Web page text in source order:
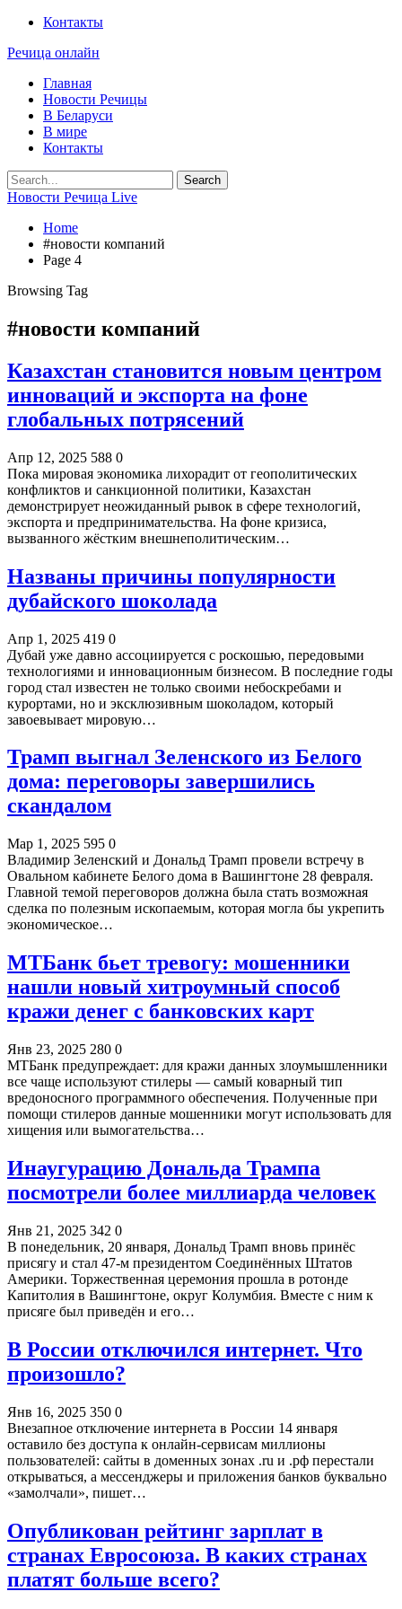
Контакты
Речица онлайн
Главная
Новости Речицы
В Беларуси
В мире
Контакты
Новости Речица Live
Home
#новости компаний
Page 4
Browsing Tag
#новости компаний
Казахстан становится новым центром
инноваций и экспорта на фоне
глобальных потрясений
Апр 12, 2025 588 0
Пока мировая экономика лихорадит от геополитических
конфликтов и санкционной политики, Казахстан
демонстрирует неожиданный рывок в сфере технологий,
экспорта и предпринимательства. На фоне кризиса,
вызванного жёстким внешнеполитическим…
Названы причины популярности
дубайского шоколада
Апр 1, 2025 419 0
Дубай уже давно ассоциируется с роскошью, передовыми
технологиями и инновационным бизнесом. В последние годы
город стал известен не только своими небоскребами и
курортами, но и эксклюзивным шоколадом, который
завоевывает мировую…
Трамп выгнал Зеленского из Белого
дома: переговоры завершились
скандалом
Мар 1, 2025 595 0
Владимир Зеленский и Дональд Трамп провели встречу в
Овальном кабинете Белого дома в Вашингтоне 28 февраля.
Главной темой переговоров должна была стать возможная
сделка по полезным ископаемым, которая могла бы укрепить
экономическое…
МТБанк бьет тревогу: мошенники
нашли новый хитроумный способ
кражи денег с банковских карт
Янв 23, 2025 280 0
МТБанк предупреждает: для кражи данных злоумышленники
все чаще используют стилеры — самый коварный тип
вредоносного программного обеспечения. Полученные при
помощи стилеров данные мошенники могут использовать для
хищения или вымогательства…
Инаугурацию Дональда Трампа
посмотрели более миллиарда человек
Янв 21, 2025 342 0
В понедельник, 20 января, Дональд Трамп вновь принёс
присягу и стал 47-м президентом Соединённых Штатов
Америки. Торжественная церемония прошла в ротонде
Капитолия в Вашингтоне, округ Колумбия. Вместе с ним к
присяге был приведён и его…
В России отключился интернет. Что
произошло?
Янв 16, 2025 350 0
Внезапное отключение интернета в России 14 января
оставило без доступа к онлайн-сервисам миллионы
пользователей: сайты в доменных зонах .ru и .рф перестали
открываться, а мессенджеры и приложения банков буквально
«замолчали», пишет…
Опубликован рейтинг зарплат в
странах Евросоюза. В каких странах
платят больше всего?